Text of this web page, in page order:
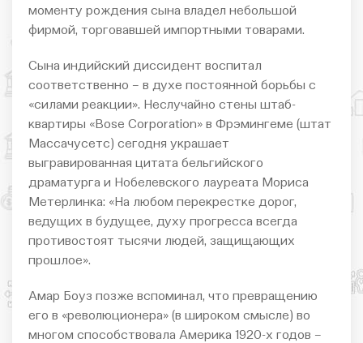
моменту рождения сына владел небольшой
фирмой, торговавшей импортными товарами.
Сына индийский диссидент воспитал
соответственно – в духе постоянной борьбы с
«силами реакции». Неслучайно стены штаб-
квартиры «Bose Corporation» в Фрэмингеме (штат
Массачусетс) сегодня украшает
выгравированная цитата бельгийского
драматурга и Нобелевского лауреата Мориса
Метерлинка: «На любом перекрестке дорог,
ведущих в будущее, духу прогресса всегда
противостоят тысячи людей, защищающих
прошлое».
Амар Боуз позже вспоминал, что превращению
его в «революционера» (в широком смысле) во
многом способствовала Америка 1920-х годов –